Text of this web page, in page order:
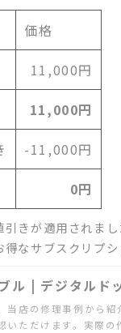
価格
11,000円
11,000円
-11,000円
0円
きが適用されま
なサブスクリプシ
ル | デジタルド
店の修理事例から紹
ただけます。実際の